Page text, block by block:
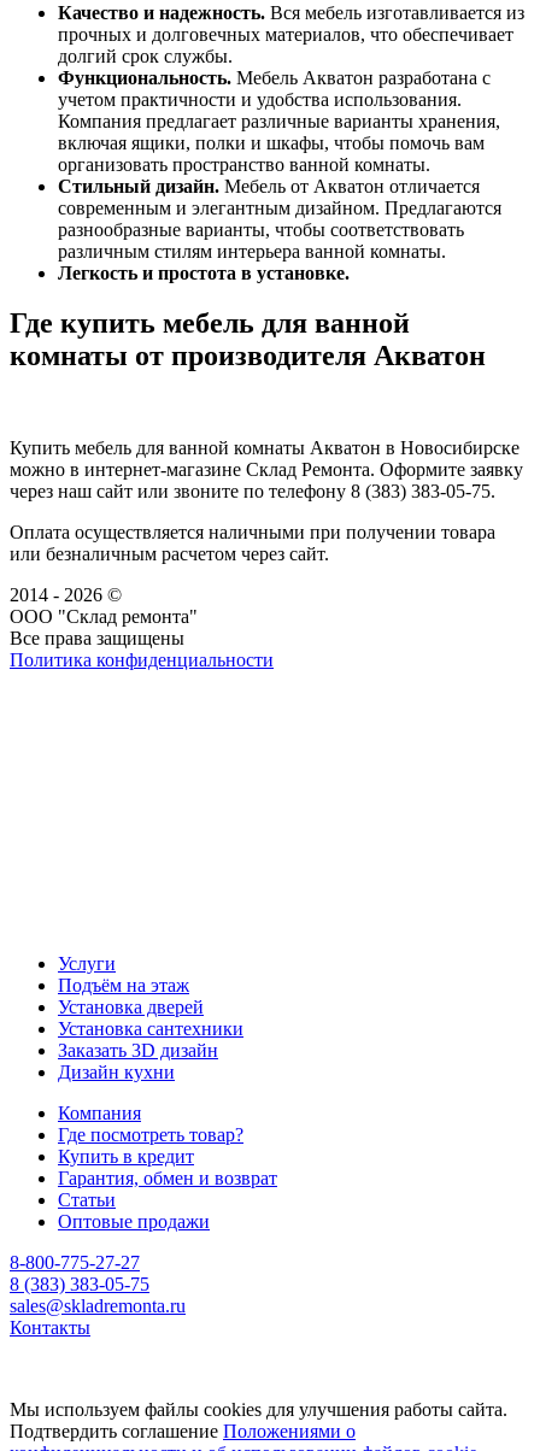
Качество и надежность. Вся мебель изготавливается из
прочных и долговечных материалов, что обеспечивает
долгий срок службы.
Функциональность. Мебель Акватон разработана с
учетом практичности и удобства использования.
Компания предлагает различные варианты хранения,
включая ящики, полки и шкафы, чтобы помочь вам
организовать пространство ванной комнаты.
Стильный дизайн. Мебель от Акватон отличается
современным и элегантным дизайном. Предлагаются
разнообразные варианты, чтобы соответствовать
различным стилям интерьера ванной комнаты.
Легкость и простота в установке.
Где купить мебель для ванной
комнаты от производителя Акватон
Купить мебель для ванной комнаты Акватон в Новосибирске
можно в интернет-магазине Склад Ремонта. Оформите заявку
через наш сайт или звоните по телефону 8 (383) 383-05-75.
Оплата осуществляется наличными при получении товара
или безналичным расчетом через сайт.
2014 - 2026 ©
ООО "Склад ремонта"
Все права защищены
Политика конфиденциальности
Услуги
Подъём на этаж
Установка дверей
Установка сантехники
Заказать 3D дизайн
Дизайн кухни
Компания
Где посмотреть товар?
Купить в кредит
Гарантия, обмен и возврат
Статьи
Оптовые продажи
8-800-775-27-27
8 (383) 383-05-75
sales@skladremonta.ru
Контакты
Мы используем файлы cookies для улучшения работы сайта.
Подтвердить соглашение Положениями о